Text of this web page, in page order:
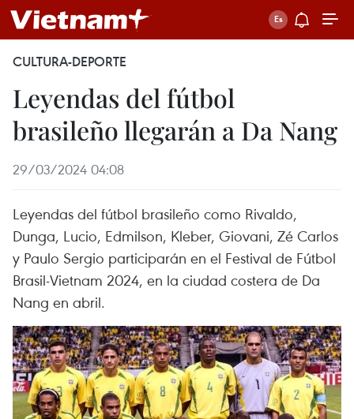
CULTURA-DEPORTE
Leyendas del fútbol
brasileño llegarán a Da Nang
29/03/2024 04:08
Leyendas del fútbol brasileño como Rivaldo,
Dunga, Lucio, Edmilson, Kleber, Giovani, Zé Carlos
y Paulo Sergio participarán en el Festival de Fútbol
Brasil-Vietnam 2024, en la ciudad costera de Da
Nang en abril.